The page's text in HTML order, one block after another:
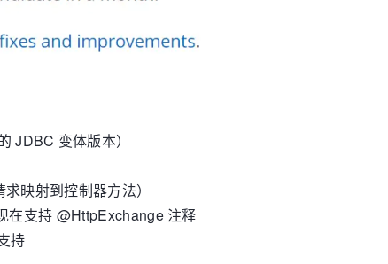
JDBC 变体版本）
映射到控制器方法）
在支持 @HttpExchange 注释
持